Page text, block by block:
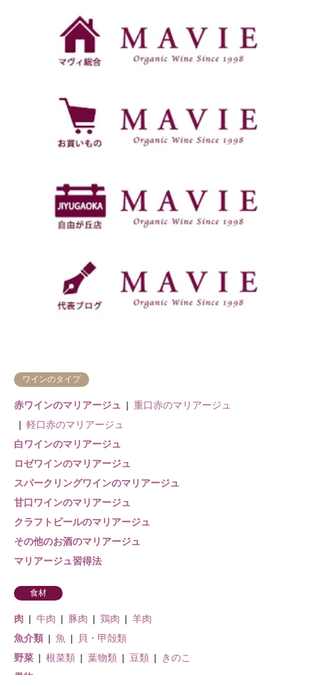
ワインのタイプ
赤ワインのマリアージュ
重口赤のマリアージュ
軽口赤のマリアージュ
白ワインのマリアージュ
ロゼワインのマリアージュ
スパークリングワインのマリアージュ
甘口ワインのマリアージュ
クラフトビールのマリアージュ
その他のお酒のマリアージュ
マリアージュ習得法
食材
肉 牛肉 豚肉 鶏肉
羊肉
魚介類
魚
貝・甲殻類
野菜
根菜類 葉物類 豆類
きのこ